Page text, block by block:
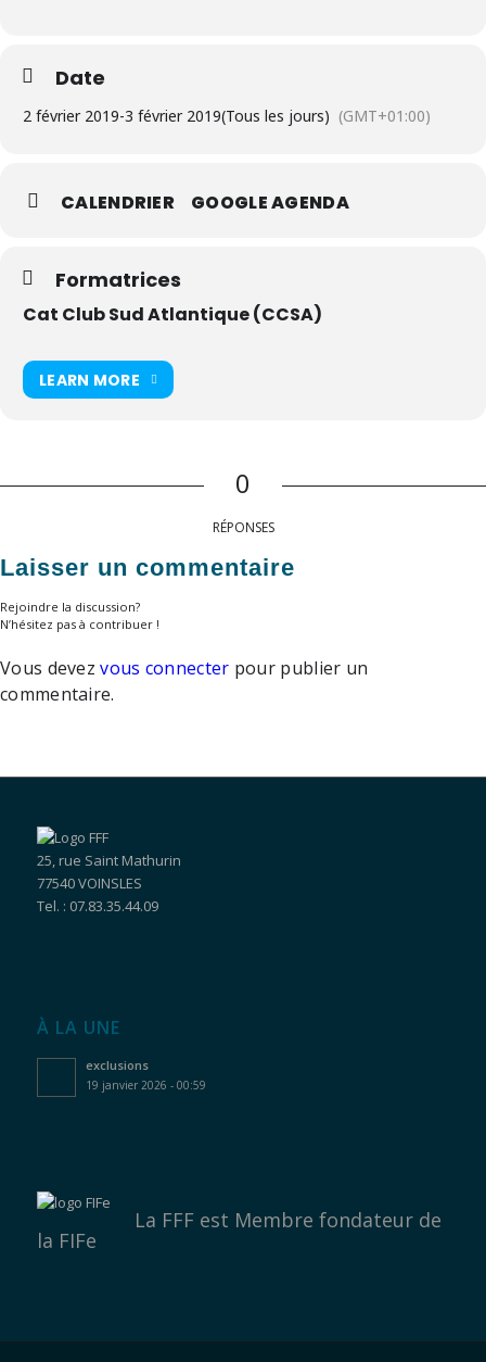
Date
2 février 2019-3 février 2019(Tous les jours) (GMT+01:00)
CALENDRIER GOOGLE AGENDA
Formatrices
Cat Club Sud Atlantique (CCSA)
LEARN MORE
0
RÉPONSES
Laisser un commentaire
Rejoindre la discussion?
N’hésitez pas à contribuer !
Vous devezvous connecter pour publier un
commentaire.
25, rue Saint Mathurin
77540 VOINSLES
Tel. : 07.83.35.44.09
À LA UNE
exclusions
19 janvier 2026 - 00:59
La FFF est Membre fondateur de
la FIFe